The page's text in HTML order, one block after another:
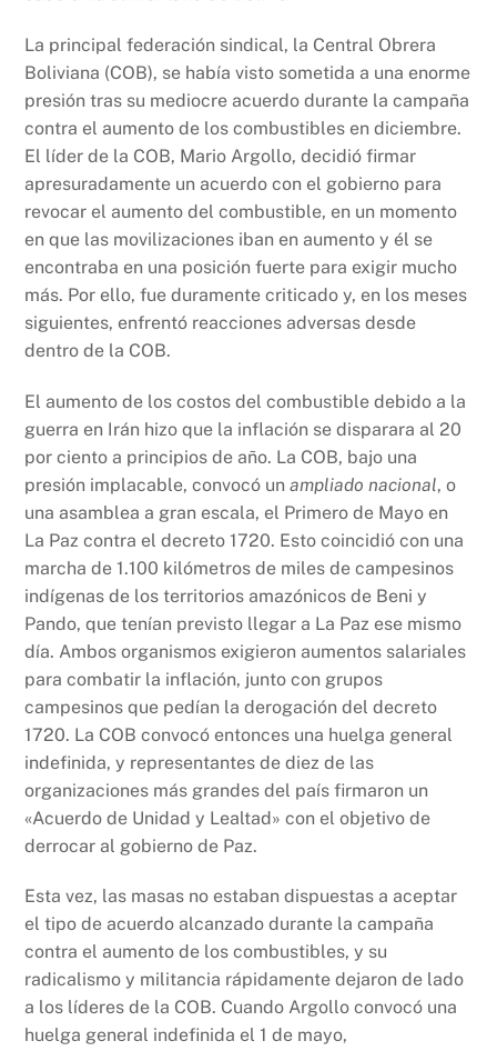
La principal federación sindical, la Central Obrera
Boliviana (COB), se había visto sometida a una enorme
presión tras su mediocre acuerdo durante la campaña
contra el aumento de los combustibles en diciembre.
El líder de la COB, Mario Argollo, decidió firmar
apresuradamente un acuerdo con el gobierno para
revocar el aumento del combustible, en un momento
en que las movilizaciones iban en aumento y él se
encontraba en una posición fuerte para exigir mucho
más. Por ello, fue duramente criticado y, en los meses
siguientes, enfrentó reacciones adversas desde
dentro de la COB.
El aumento de los costos del combustible debido a la
guerra en Irán hizo que la inflación se disparara al 20
por ciento a principios de año. La COB, bajo una
presión implacable, convocó unampliado nacional, o
una asamblea a gran escala, el Primero de Mayo en
La Paz contra el decreto 1720. Esto coincidió con una
marcha de 1.100 kilómetros de miles de campesinos
indígenas de los territorios amazónicos de Beni y
Pando, que tenían previsto llegar a La Paz ese mismo
día. Ambos organismos exigieron aumentos salariales
para combatir la inflación, junto con grupos
campesinos que pedían la derogación del decreto
1720. La COB convocó entonces una huelga general
indefinida, y representantes de diez de las
organizaciones más grandes del país firmaron un
«Acuerdo de Unidad y Lealtad» con el objetivo de
derrocar al gobierno de Paz.
Esta vez, las masas no estaban dispuestas a aceptar
el tipo de acuerdo alcanzado durante la campaña
contra el aumento de los combustibles, y su
radicalismo y militancia rápidamente dejaron de lado
a los líderes de la COB. Cuando Argollo convocó una
huelga general indefinida el 1 de mayo,